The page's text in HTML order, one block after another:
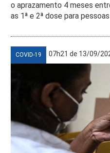
o aprazamento 4 meses
as 1ª e 2ª dose para
COVID-19 07h21 de 13/09/